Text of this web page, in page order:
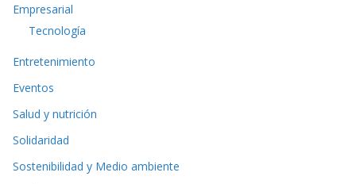
Empresarial
Tecnología
Entretenimiento
Eventos
Salud y nutrición
Solidaridad
Sostenibilidad y Medio ambiente